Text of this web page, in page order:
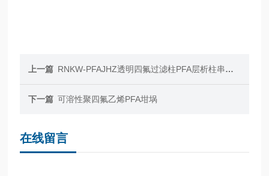
上一篇 RNKW-PFAJHZ透明四氟过滤柱PFA层析柱串联带原料罐超纯
下一篇 可溶性聚四氟乙烯PFA坩埚
在线留言